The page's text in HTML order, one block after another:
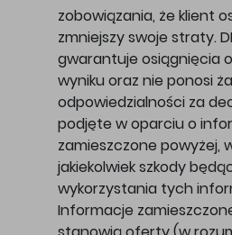
zobowiązania, że klient
zmniejszy swoje straty.
gwarantuje osiągnięcia
wyniku oraz nie ponosi
odpowiedzialności za
podjęte w oparciu o
zamieszczone powyżej,
jakiekolwiek szkody
wykorzystania tych
Informacje